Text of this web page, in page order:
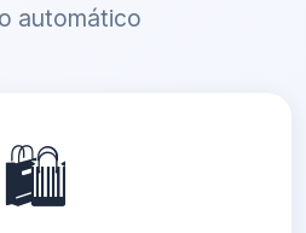
automático
🛍️